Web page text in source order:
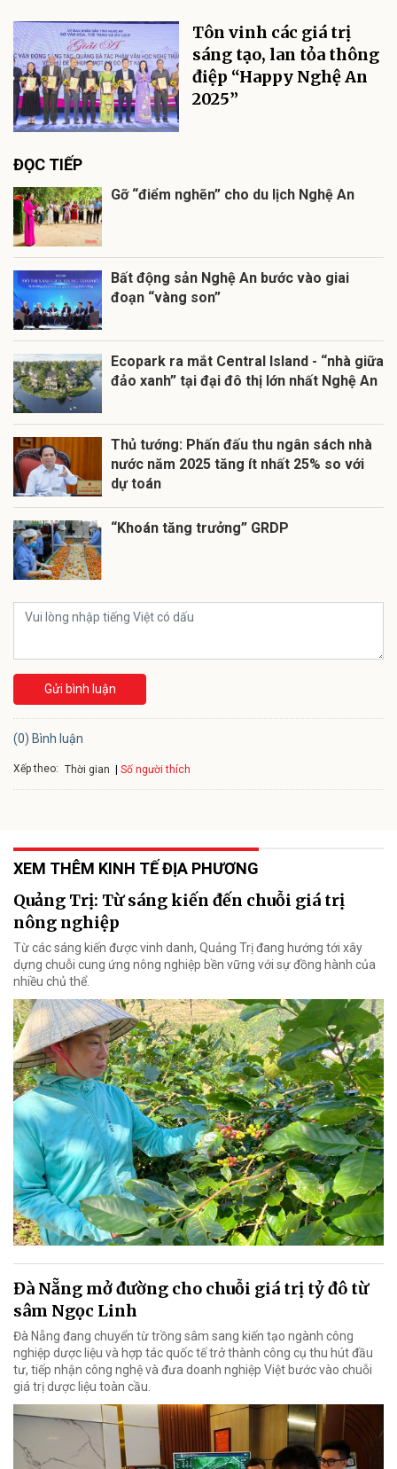
Tôn vinh các giá trị
sáng tạo, lan tỏa thông
điệp “Happy Nghệ An
2025”
ĐỌC TIẾP
Gỡ “điểm nghẽn” cho du lịch Nghệ An
Bất động sản Nghệ An bước vào giai
đoạn “vàng son”
Ecopark ra mắt Central Island - “nhà giữa
đảo xanh” tại đại đô thị lớn nhất Nghệ An
Thủ tướng: Phấn đấu thu ngân sách nhà
nước năm 2025 tăng ít nhất 25% so với
dự toán
“Khoán tăng trưởng” GRDP
Gửi bình luận
(0) Bình luận
Xếp theo: Thời gian Số người thích
XEM THÊM KINH TẾ ĐỊA PHƯƠNG
Quảng Trị: Từ sáng kiến đến chuỗi giá trị
nông nghiệp
Từ các sáng kiến được vinh danh, Quảng Trị đang hướng tới xây
dựng chuỗi cung ứng nông nghiệp bền vững với sự đồng hành của
nhiều chủ thể.
Đà Nẵng mở đường cho chuỗi giá trị tỷ đô từ
sâm Ngọc Linh
Đà Nẵng đang chuyển từ trồng sâm sang kiến tạo ngành công
nghiệp dược liệu và hợp tác quốc tế trở thành công cụ thu hút đầu
tư, tiếp nhận công nghệ và đưa doanh nghiệp Việt bước vào chuỗi
giá trị dược liệu toàn cầu.